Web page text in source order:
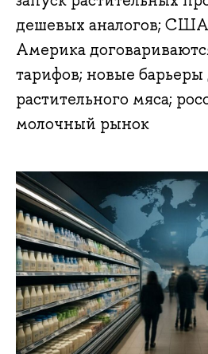
дешевых аналогов;
Америка
тарифов; новые барьеры
растительного мяса;
молочный рынок